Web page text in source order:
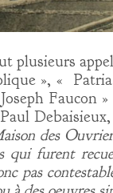
plusieurs
», «
Faucon
Paul
des
qui furent
pas